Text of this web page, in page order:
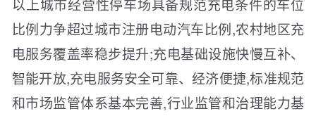
比例力争超过城市注册电动汽车比例,农村地区充
电服务覆盖率稳步提升;充电基础设施快慢互补、
智能开放,充电服务安全可靠、经济便捷,标准规范
和市场监管体系基本完善,行业监管和治理能力基